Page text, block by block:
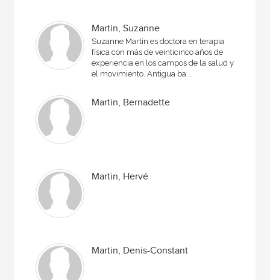
Martin, Suzanne
Suzanne Martin es doctora en terapia
física con más de veinticinco años de
experiencia en los campos de la salud y
el movimiento. Antigua ba...
Martin, Bernadette
Martin, Hervé
Martin, Denis-Constant